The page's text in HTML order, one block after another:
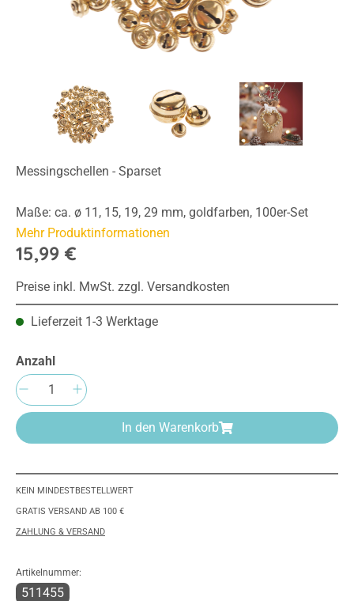
Messingschellen - Sparset
Maße: ca. ø 11, 15, 19, 29 mm, goldfarben, 100er-Set
Mehr Produktinformationen
15,99 €
Preise inkl. MwSt. zzgl. Versandkosten
Lieferzeit 1-3 Werktage
Anzahl
Produkt Anzahl: Gib den gewünschten
In den Warenkorb
KEIN MINDESTBESTELLWERT
GRATIS VERSAND AB 100 €
ZAHLUNG & VERSAND
Artikelnummer:
511455